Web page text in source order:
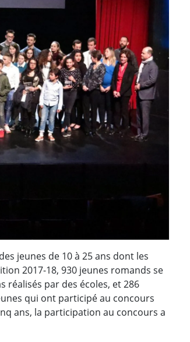
jeunes de 10 à 25 ans dont les
2017-18, 930 jeunes romands se
réalisés par des écoles, et 286
qui ont participé au concours
ans, la participation au concours a